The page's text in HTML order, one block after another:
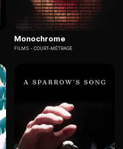
Monochrome
FILMS COURT-MÉTRAGE